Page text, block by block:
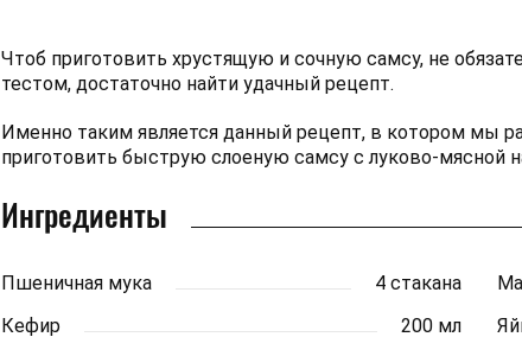
Чтоб приготовить хрустящую и сочную самсу, не
тестом, достаточно найти удачный рецепт.
Именно таким является данный рецепт, в котором мы
приготовить быструю слоеную самсу с луково-мясной
Ингредиенты
Пшеничная мука 4 стакана
Кефир
200 мл